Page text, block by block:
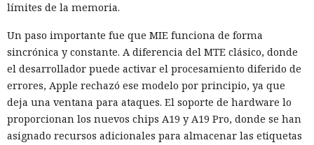
límites de la memoria.
Un paso importante fue que MIE funciona de forma
sincrónica y constante. A diferencia del MTE clásico, donde
el desarrollador puede activar el procesamiento diferido de
errores, Apple rechazó ese modelo por principio, ya que
deja una ventana para ataques. El soporte de hardware lo
proporcionan los nuevos chips A19 y A19 Pro, donde se han
asignado recursos adicionales para almacenar las etiquetas